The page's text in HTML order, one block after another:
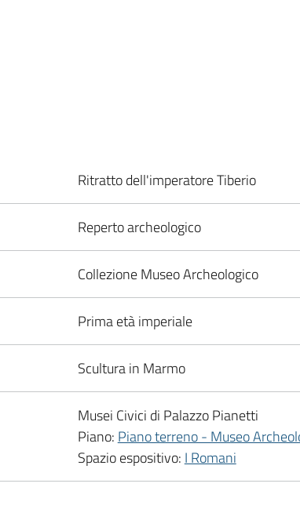
Ritratto dell'imperatore Tiberio
Reperto archeologico
Collezione Museo Archeologico
Prima età imperiale
Scultura in Marmo
Musei Civici di Palazzo Pianetti
Piano: Piano terreno - Museo
Spazio espositivo: I Romani